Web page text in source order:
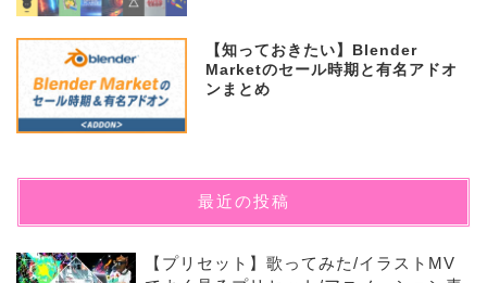
【知っておきたい】Blender
Marketのセール時期と有名アドオ
ンまとめ
最近の投稿
【プリセット】歌ってみた/イラストMV